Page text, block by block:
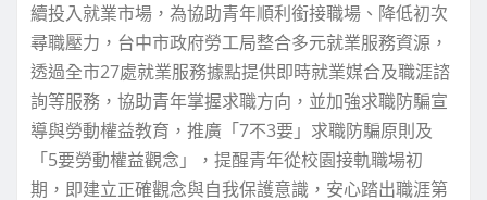
續投入就業市場，為協助青年順利銜接職場、降低初次
尋職壓力，台中市政府勞工局整合多元就業服務資源，
透過全市27處就業服務據點提供即時就業媒合及職涯諮
詢等服務，協助青年掌握求職方向，並加強求職防騙宣
導與勞動權益教育，推廣「7不3要」求職防騙原則及
「5要勞動權益觀念」，提醒青年從校園接軌職場初
期，即建立正確觀念與自我保護意識，安心踏出職涯第